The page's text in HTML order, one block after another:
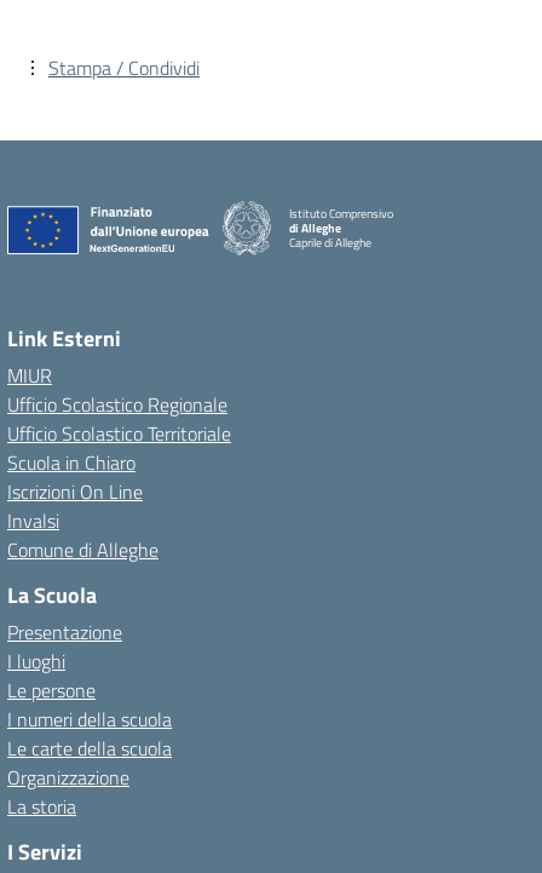
Stampa / Condividi
Istituto Comprensivo
di Alleghe
Caprile di Alleghe
Link Esterni
MIUR
Ufficio Scolastico Regionale
Ufficio Scolastico Territoriale
Scuola in Chiaro
Iscrizioni On Line
Invalsi
Comune di Alleghe
La Scuola
Presentazione
I luoghi
Le persone
I numeri della scuola
Le carte della scuola
Organizzazione
La storia
I Servizi